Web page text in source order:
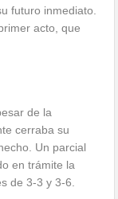
futuro inmediato.
acto, que
de la
cerraba su
Un parcial
en trámite la
de 3-3 y 3-6.